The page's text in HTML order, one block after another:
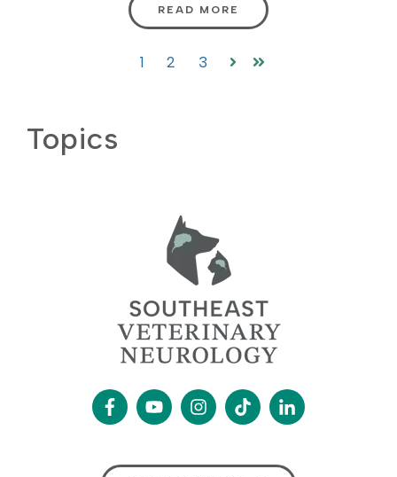
READ MORE
1 2 3
Siguiente
Última
Topics